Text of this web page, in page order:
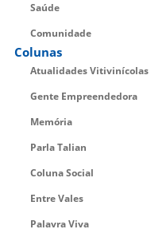
Saúde
Comunidade
Colunas
Atualidades Vitivinícolas
Gente Empreendedora
Memória
Parla Talian
Coluna Social
Entre Vales
Palavra Viva